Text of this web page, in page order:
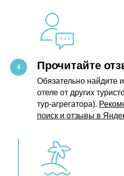
Прочитайте
Обязательно найдите
отеле от других
тур-агрегатора).
поиск и отзывы в